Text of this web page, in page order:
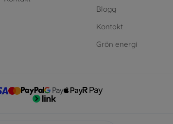
Blogg
Kontakt
Grön energi